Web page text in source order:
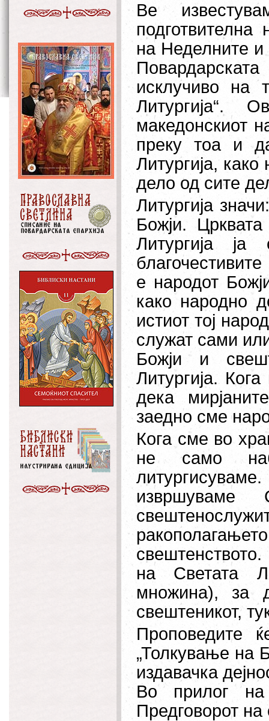
Ве
на Неделните и
исклучиво на
Литургија“.
македонскиот
преку тоа и
Литургија, како
дело од сите
Литургија
Божји.
Литургија
е народот
како народно
истиот тој
служат сами
Божји и
Литургија.
дека
заедно сме
Кога сме во
не само
извршуваме
на Светата
множина), за
свештеникот,
Проповедите
„Толкување на
издавачка
Во прилог
Предговорот на